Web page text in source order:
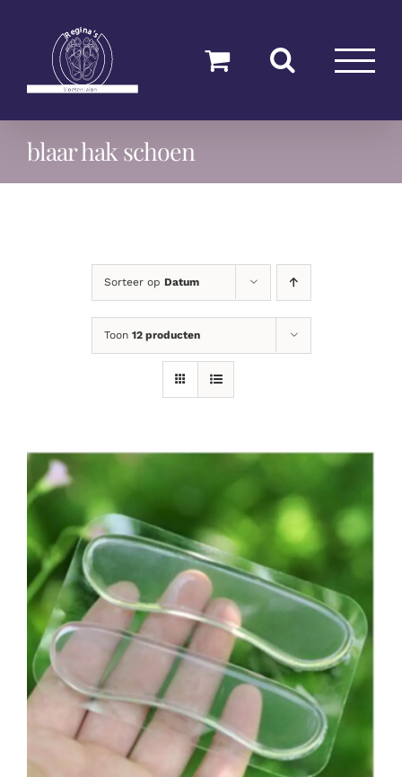
blaar hak schoen
Sorteer op Datum
Toon 12 producten